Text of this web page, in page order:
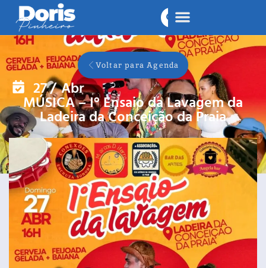
Voltar para Agenda
27/ Abr
MÚSICA – I° Ensaio da Lavagem da
Ladeira da Conceição da Praia